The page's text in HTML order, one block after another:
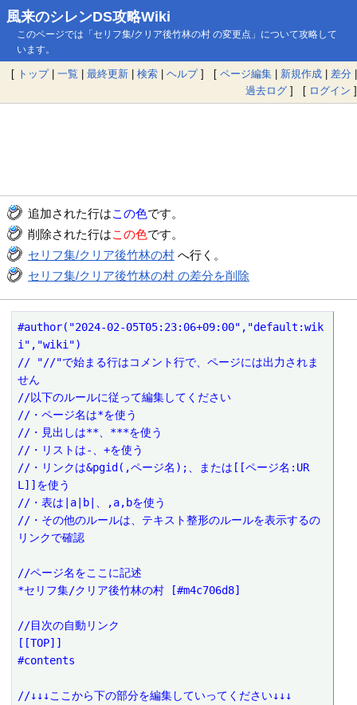
風来のシレンDS攻略Wiki
このページでは「セリフ集/クリア後竹林の村 の変更点」について攻略して
います。
[ トップ| 一覧 | 最終更新 | 検索 | ヘルプ] [ ページ編集 | 新規作成 | 差分 |
過去ログ ] [ ログイン ]
追加された行はこの色です。
削除された行はこの色です。
セリフ集/クリア後竹林の村 へ行く。
セリフ集/クリア後竹林の村 の差分を削除
#author("2024-02-05T05:23:06+09:00","default:wik
i","wiki")
// "//"で始まる行はコメント行で、ページには出力されま
せん
//以下のルールに従って編集してください
//・ページ名は*を使う
//・見出しは**、***を使う
//・リストは-、+を使う
//・リンクは&pgid(,ページ名);、または[[ページ名:UR
L]]を使う
//・表は|a|b|、,a,bを使う
//・その他のルールは、テキスト整形のルールを表示するの
リンクで確認
//ページ名をここに記述
*セリフ集/クリア後竹林の村 [#m4c706d8]
//目次の自動リンク
[[TOP]]
#contents
//↓↓↓ここから下の部分を編集していってください↓↓↓